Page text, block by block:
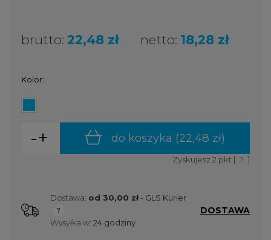
brutto: 22,48 zł netto: 18,28 zł
Kolor:
+
- do koszyka (22,48 zł)
Zyskujesz2 pkt [ ? ]
Dostawa: od 30,00 zł - GLS Kurier
Cena nie zawiera ewentualnych kosztów płatności
Wysyłka w: 24 godziny
DOSTAWA